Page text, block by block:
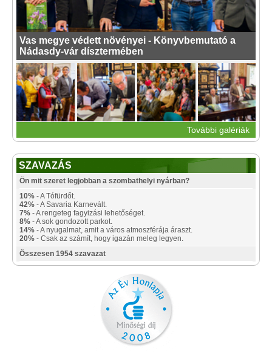
Vas megye védett növényei - Könyvbemutató a
Nádasdy-vár dísztermében
További galériák
SZAVAZÁS
Ön mit szeret legjobban a szombathelyi nyárban?
10% - A Tófürdőt.
42% - A Savaria Karnevált.
7% - A rengeteg fagyizási lehetőséget.
8% - A sok gondozott parkot.
14% - A nyugalmat, amit a város atmoszférája áraszt.
20% - Csak az számít, hogy igazán meleg legyen.
Összesen 1954 szavazat